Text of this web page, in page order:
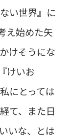
い世界』に
え始めた矢
けそうにな
けいお
にとっては
て、また日
いな、とは